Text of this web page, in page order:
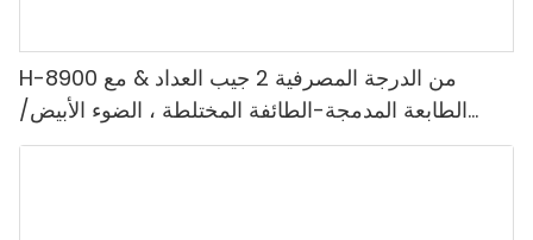
H-8900 من الدرجة المصرفية 2 جيب العداد & مع
الطابعة المدمجة-الطائفة المختلطة ، الضوء الأبيض/
الأشعة تحت الحمراء/ملغ الكشف & حساب القيمة